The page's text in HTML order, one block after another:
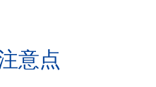
意点